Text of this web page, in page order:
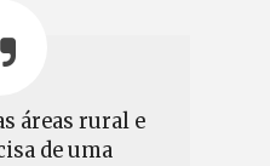
áreas rural e
de uma